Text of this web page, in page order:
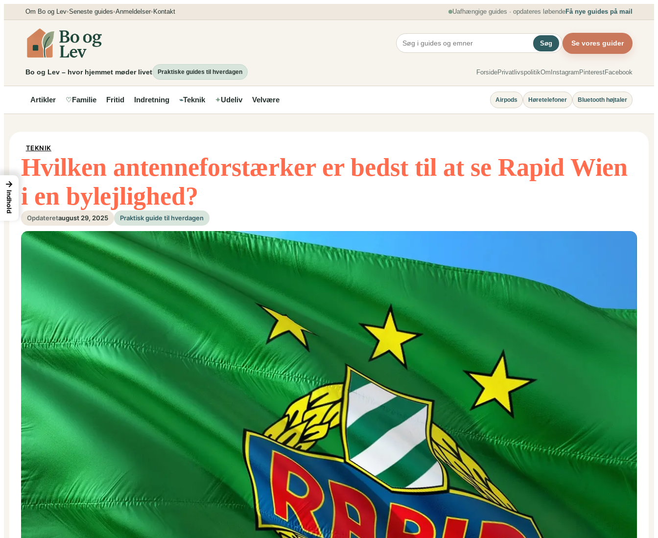
Spring
til
indhold
Om Bo og Lev•Seneste guides•Anmeldelser• Kontakt Uafhængige guides · opdateres løbendeFå nye guides på mail
Søg Se vores guider
Bo og Lev – hvor hjemmet møder livet Praktiske guides til hverdagen ForsidePrivatlivspolitikOmInstagramPinterestFacebook
Artikler ♡Familie Fritid Indretning ⌁Teknik ✦Udeliv Velvære Airpods Høretelefoner Bluetooth højtaler
TEKNIK
Hvilken antenneforstærker er bedst til at se Rapid Wien
i en bylejlighed?
Opdateretaugust 29, 2025 Praktisk guide til hverdagen
→
Indhold